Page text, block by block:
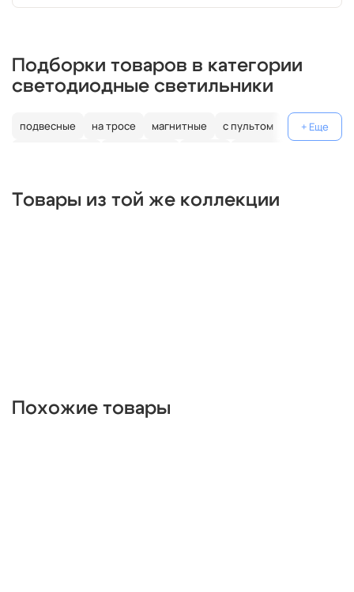
Подборки товаров в категории
светодиодные светильники
подвесные на тросе магнитные с пультом
кольцо
в спальню
с датчиком круглые
для ванной
Товары из той же коллекции
Похожие товары